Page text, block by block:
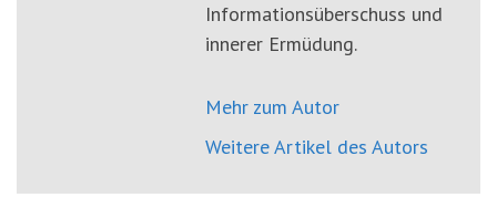
Informationsüberschuss und
innerer Ermüdung.
Mehr zum Autor
Weitere Artikel des Autors